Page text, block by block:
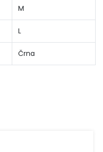
M
L
Črna